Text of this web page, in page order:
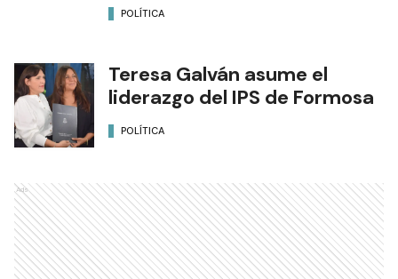
POLÍTICA
Teresa Galván asume el
liderazgo del IPS de Formosa
POLÍTICA
Ads